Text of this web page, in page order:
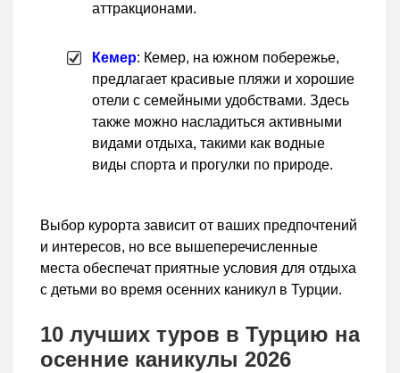
аттракционами.
Кемер: Кемер, на южном побережье,
предлагает красивые пляжи и хорошие
отели с семейными удобствами. Здесь
также можно насладиться активными
видами отдыха, такими как водные
виды спорта и прогулки по природе.
Выбор курорта зависит от ваших предпочтений
и интересов, но все вышеперечисленные
места обеспечат приятные условия для отдыха
с детьми во время осенних каникул в Турции.
10 лучших туров в Турцию на
осенние каникулы 2026